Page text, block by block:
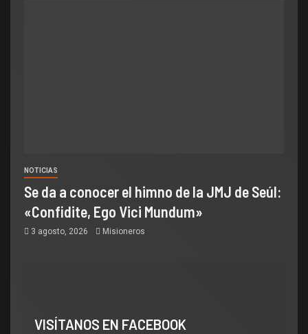
NOTICIAS
Se da a conocer el himno de la JMJ de Seúl:
«Confidite, Ego Vici Mundum»
3 agosto, 2026 Misioneros
VISÍTANOS EN FACEBOOK